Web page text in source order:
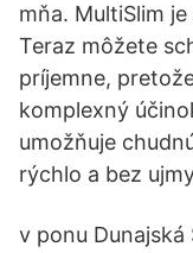
mňa. MultiSlim
Teraz môžete
príjemne,
komplexný
umožňuje
rýchlo a bez
v ponu